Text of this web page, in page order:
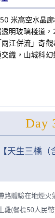
米高空水晶
明玻璃棧道
江併流」奇
織，山城科
Day
天生三橋（
路體驗在地煙火
雞(餐標50人民